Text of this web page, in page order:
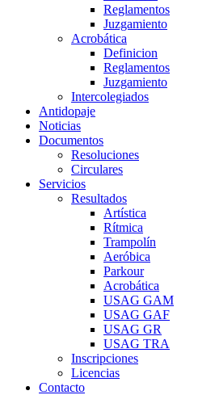
Reglamentos
Juzgamiento
Acrobática
Definicion
Reglamentos
Juzgamiento
Intercolegiados
Antidopaje
Noticias
Documentos
Resoluciones
Circulares
Servicios
Resultados
Artística
Rítmica
Trampolín
Aeróbica
Parkour
Acrobática
USAG GAM
USAG GAF
USAG GR
USAG TRA
Inscripciones
Licencias
Contacto